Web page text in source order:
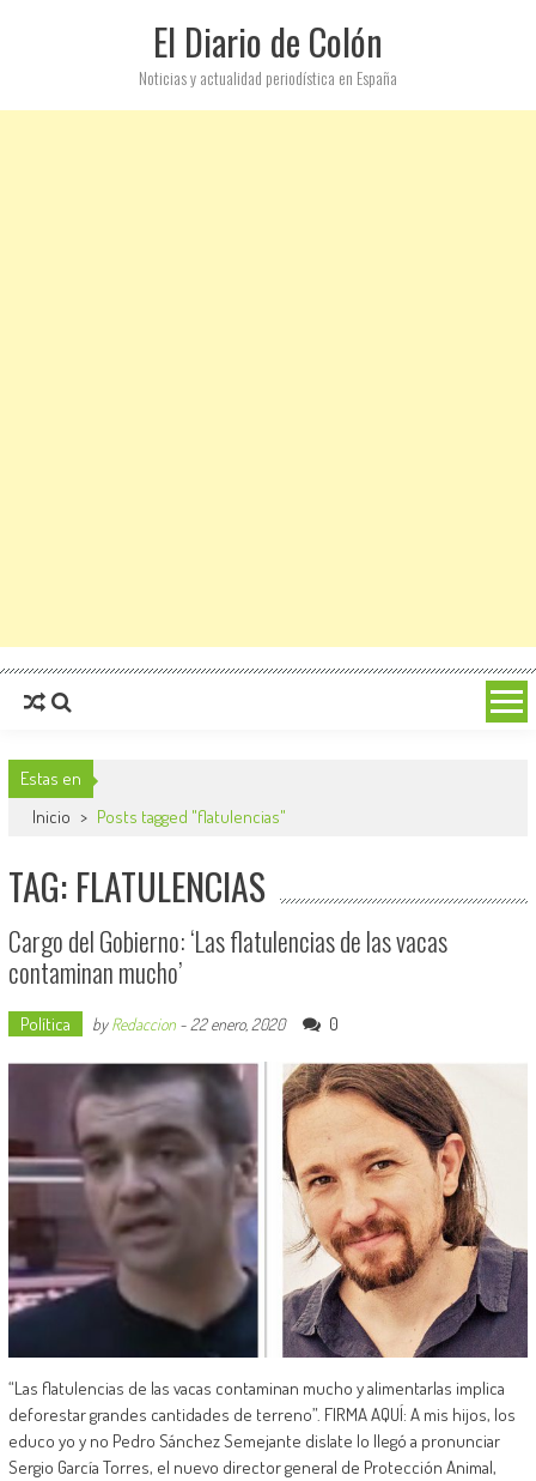
El Diario de Colón
Noticias y actualidad periodística en España
Estas en
Inicio > Posts tagged "flatulencias"
TAG: FLATULENCIAS
Cargo del Gobierno: ‘Las flatulencias de las vacas
contaminan mucho’
Política byRedaccion- 22 enero, 2020 0
“Las flatulencias de las vacas contaminan mucho y alimentarlas implica
deforestar grandes cantidades de terreno”. FIRMA AQUÍ: A mis hijos, los
educo yo y no Pedro Sánchez Semejante dislate lo llegó a pronunciar
Sergio García Torres, el nuevo director general de Protección Animal,